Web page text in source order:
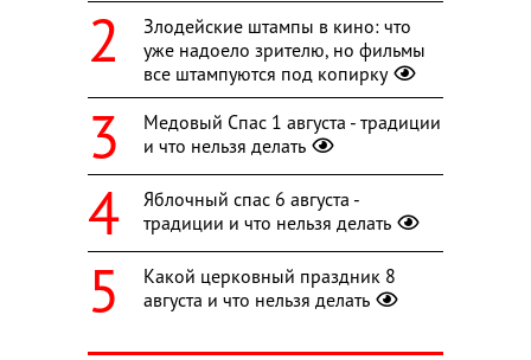
Злодейские штампы в кино: что
уже надоело зрителю, но фильмы
все штампуются под копирку
Медовый Спас 1 августа - традиции
и что нельзя делать
Яблочный спас 6 августа -
традиции и что нельзя делать
Какой церковный праздник 8
августа и что нельзя делать